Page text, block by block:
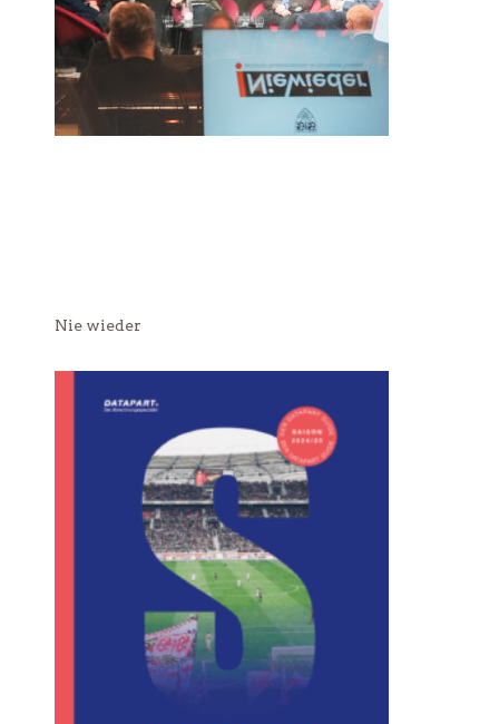
Nie wieder